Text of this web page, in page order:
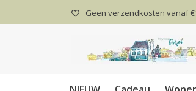
Geen verzendkosten vanaf